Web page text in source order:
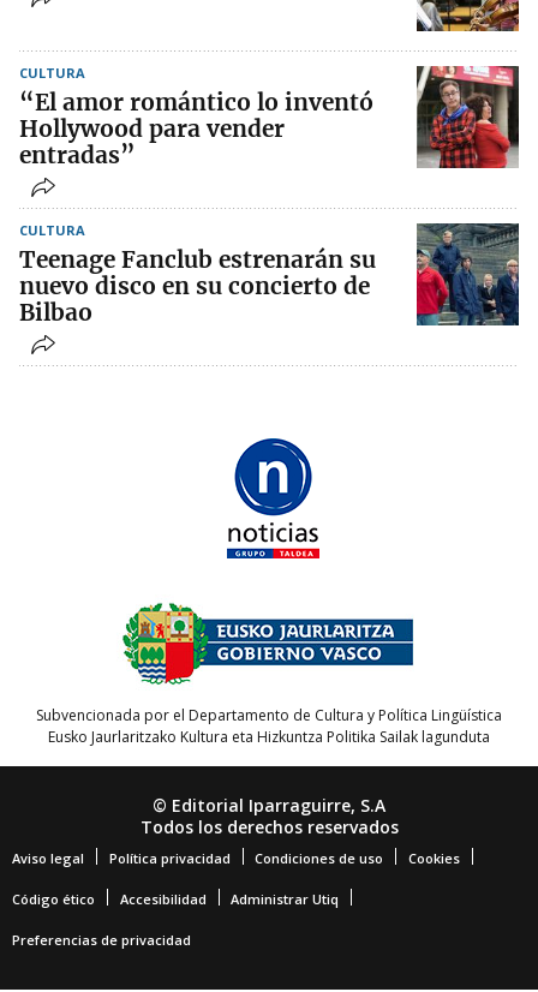
CULTURA
“El amor romántico lo inventó
Hollywood para vender
entradas”
CULTURA
Teenage Fanclub estrenarán su
nuevo disco en su concierto de
Bilbao
Subvencionada por el Departamento de Cultura y Política Lingüística
Eusko Jaurlaritzako Kultura eta Hizkuntza Politika Sailak lagunduta
© Editorial Iparraguirre, S.A
Todos los derechos reservados
Aviso legal Política privacidad Condiciones de uso Cookies
Código ético Accesibilidad Administrar Utiq
Preferencias de privacidad